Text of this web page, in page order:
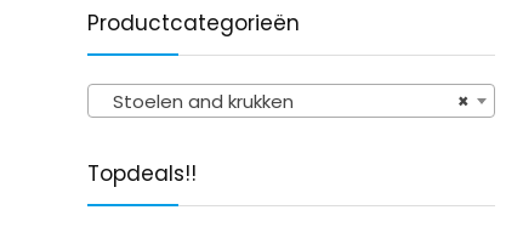
Productcategorieën
×
Stoelen and krukken
Topdeals!!